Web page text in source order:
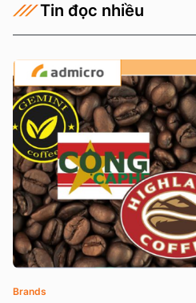
Tin đọc nhiều
Brands